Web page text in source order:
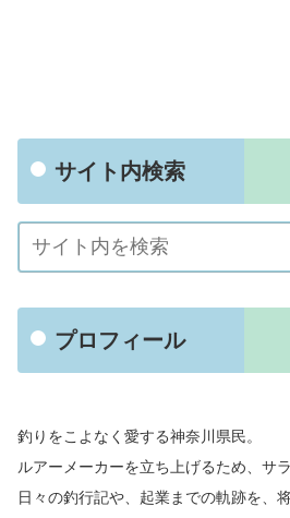
サイト内検索
プロフィール
釣りをこよなく愛する神奈川県民。
ルアーメーカーを立ち上げるため、サ
日々の釣行記や、起業までの軌跡を、